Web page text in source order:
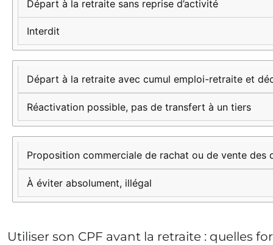
ou
conversion
monétaire
du CPF
Départ à la retraite sans reprise d’activité
Interdit
Départ à la retraite avec cumul emploi-retraite et
Réactivation possible, pas de transfert à un tiers
Proposition commerciale de rachat ou de vente des
À éviter absolument, illégal
Utiliser son CPF avant la retraite : quelles